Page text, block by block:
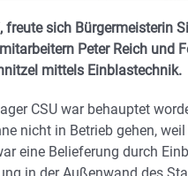
freute sich Bürgermeisterin
Peter Reich und
mittels Einblastechnik.
CSU war behauptet
nicht in Betrieb gehen,
eine Belieferung durch